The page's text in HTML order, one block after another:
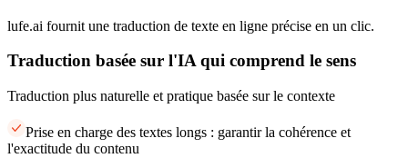
lufe.ai fournit une traduction de texte en ligne précise en un clic.
Traduction basée sur l'IA qui comprend le sens
Traduction plus naturelle et pratique basée sur le contexte
Prise en charge des textes longs : garantir la cohérence et
l'exactitude du contenu